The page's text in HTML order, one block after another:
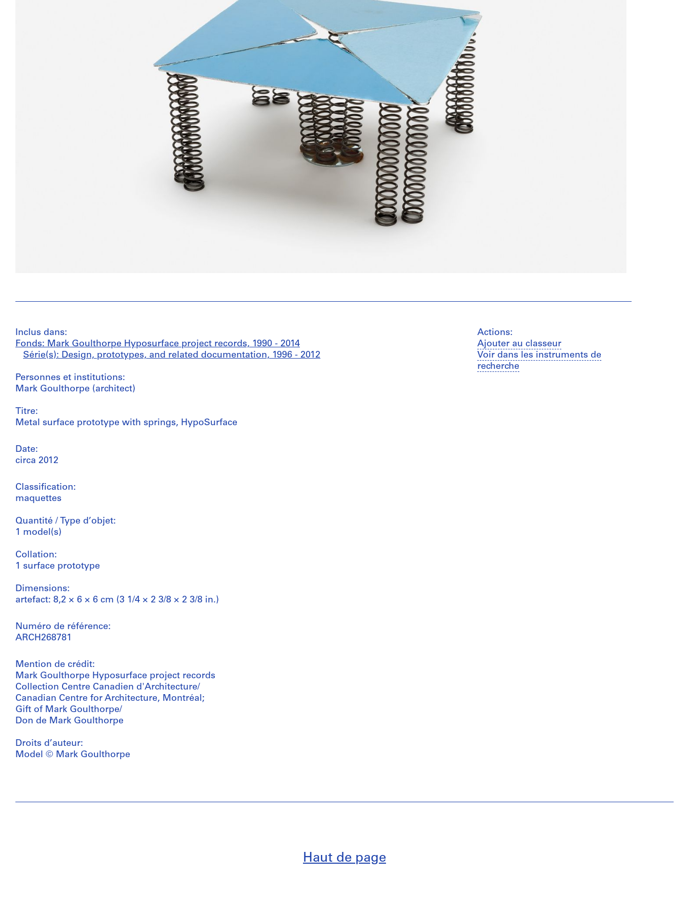
Inclus dans:
Fonds: Mark Goulthorpe Hyposurface project records, 1990 - 2014
Série(s): Design, prototypes, and related documentation, 1996 - 2012
Personnes et institutions:
Mark Goulthorpe (architect)
Titre:
Metal surface prototype with springs, HypoSurface
Date:
circa 2012
Classification:
maquettes
Quantité / Type d’objet:
1 model(s)
Collation:
1 surface prototype
Dimensions:
artefact: 8,2 × 6 × 6 cm (3 1/4 × 2 3/8 × 2 3/8 in.)
Numéro de référence:
ARCH268781
Mention de crédit:
Mark Goulthorpe Hyposurface project records
Collection Centre Canadien d'Architecture/
Canadian Centre for Architecture, Montréal;
Gift of Mark Goulthorpe/
Don de Mark Goulthorpe
Droits d’auteur:
Model © Mark Goulthorpe
Actions:
Ajouter au classeur
Voir dans les instruments de
recherche
Haut de page